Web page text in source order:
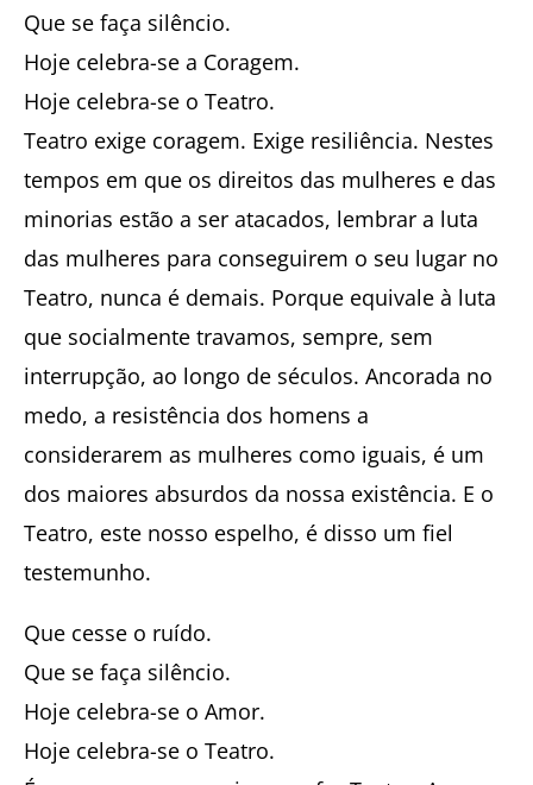
Que se faça silêncio.
Hoje celebra-se a Coragem.
Hoje celebra-se o Teatro.
Teatro exige coragem. Exige resiliência. Nestes
tempos em que os direitos das mulheres e das
minorias estão a ser atacados, lembrar a luta
das mulheres para conseguirem o seu lugar no
Teatro, nunca é demais. Porque equivale à luta
que socialmente travamos, sempre, sem
interrupção, ao longo de séculos. Ancorada no
medo, a resistência dos homens a
considerarem as mulheres como iguais, é um
dos maiores absurdos da nossa existência. E o
Teatro, este nosso espelho, é disso um fiel
testemunho.
Que cesse o ruído.
Que se faça silêncio.
Hoje celebra-se o Amor.
Hoje celebra-se o Teatro.